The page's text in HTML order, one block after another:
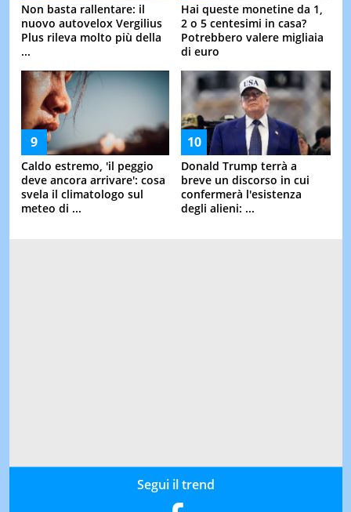
Non basta rallentare: il
nuovo autovelox Vergilius
Plus rileva molto più della
...
Hai queste monetine da 1,
2 o 5 centesimi in casa?
Potrebbero valere migliaia
di euro
Caldo estremo, 'il peggio
deve ancora arrivare': cosa
svela il climatologo sul
meteo di ...
Donald Trump terrà a
breve un discorso in cui
confermerà l'esistenza
degli alieni: ...
Segui il trend